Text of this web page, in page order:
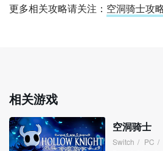
更多相关攻略请关注： 空洞骑士攻
相关游戏
空洞骑士
Switch / PC /